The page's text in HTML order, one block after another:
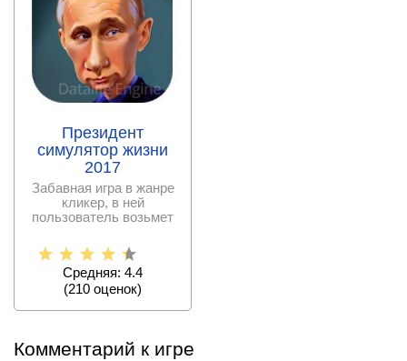
Президент
симулятор жизни
2017
Забавная игра в жанре
кликер, в ней
пользователь возьмет
президента
Средняя: 4.4
(210 оценок)
Комментарий к игре